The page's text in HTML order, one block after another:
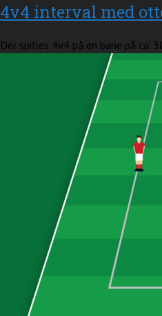
4v4 interval med
Der spilles 4v4 på en bane på ca.